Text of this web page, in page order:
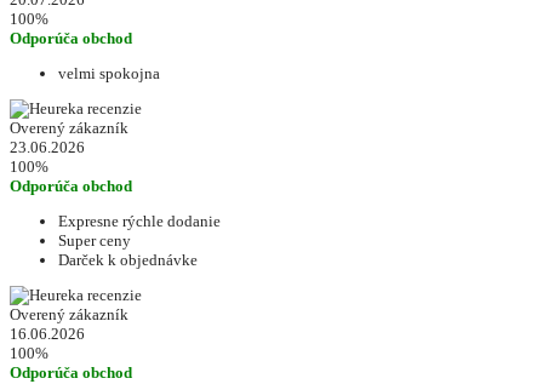
100%
Odporúča obchod
velmi spokojna
Overený zákazník
23.06.2026
100%
Odporúča obchod
Expresne rýchle dodanie
Super ceny
Darček k objednávke
Overený zákazník
16.06.2026
100%
Odporúča obchod